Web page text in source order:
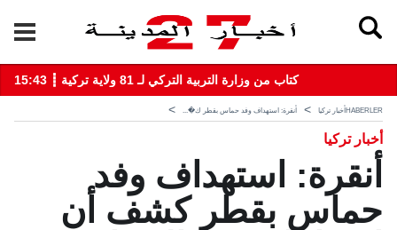
15:43 ┋ كتاب من وزارة التربية التركي لـ 81 ولاية تركية
HABERLER أخبار تركيا أنقرة: استهداف وفد حماس بقطر ك�...
أخبار تركيا
أنقرة: استهداف وفد
حماس بقطر كشف أن